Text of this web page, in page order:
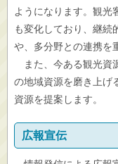
ようになります。観光
も変化しており、継続
や、多分野との連携を
また、今ある観光資
の地域資源を磨き上げ
資源を提案します。
広報宣伝